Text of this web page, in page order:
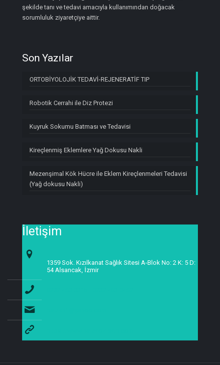
şekilde tanı ve tedavi amacıyla kullanımından doğacak
sorumluluk ziyaretçiye aittir.
Son Yazılar
ORTOBİYOLOJİK TEDAVİ-REJENERATİF TIP
Robotik Cerrahi ile Diz Protezi
Kuyruk Sokumu Batması ve Tedavisi
Kireçlenmiş Eklemlere Yağ Dokusu Nakli
Mezenşimal Kök Hücre ile Eklem Kireçlenmeleri Tedavisi
(Yağ dokusu Nakli)
İletişim
1359 Sok. Kızılkanat Sağlık Sitesi A-Blok No: 2 K: 5 D:
54 Alsancak, İzmir